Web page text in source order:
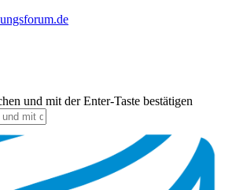
und mit der Enter-Taste bestätigen